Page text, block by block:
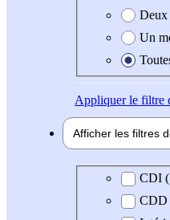
Deux
Un
Appliquerle filtre
Afficher les filtres
Type de contrat
CDI
CDD